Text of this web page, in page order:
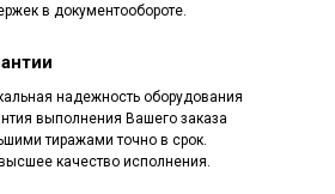
в документообороте.
надежность оборудования
выполнения Вашего заказа
тиражами точно в срок.
качество исполнения.